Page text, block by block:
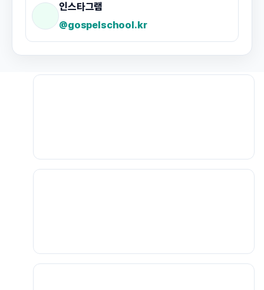
인스타그램
@gospelschool.kr